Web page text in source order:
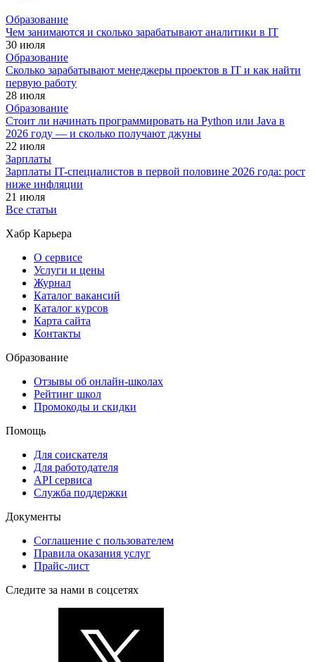
Образование
Чем занимаются и сколько зарабатывают аналитики в IT
30 июля
Образование
Сколько зарабатывают менеджеры проектов в IT и как найти
первую работу
28 июля
Образование
Стоит ли начинать программировать на Python или Java в
2026 году — и сколько получают джуны
22 июля
Зарплаты
Зарплаты IT-специалистов в первой половине 2026 года: рост
ниже инфляции
21 июля
Все статьи
Хабр Карьера
О сервисе
Услуги и цены
Журнал
Каталог вакансий
Каталог курсов
Карта сайта
Контакты
Образование
Отзывы об онлайн-школах
Рейтинг школ
Промокоды и скидки
Помощь
Для соискателя
Для работодателя
API сервиса
Служба поддержки
Документы
Соглашение с пользователем
Правила оказания услуг
Прайс-лист
Следите за нами в соцсетях